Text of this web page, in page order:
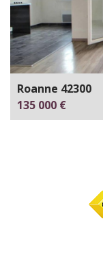
Roanne 42300
135 000 €